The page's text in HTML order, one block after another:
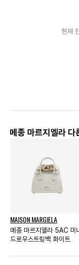
현재
메종 마르지엘라 다
MAISON MARGIELA
메종 마르지엘라 5AC 미
드로우스트링백 화이트